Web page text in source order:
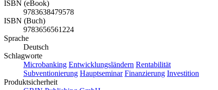
ISBN (eBook)
9783638479578
ISBN (Buch)
9783656561224
Sprache
Deutsch
Schlagworte
Microbanking Entwicklungsländern Rentabilität
Subventionierung Hauptseminar Finanzierung Investition
Produktsicherheit